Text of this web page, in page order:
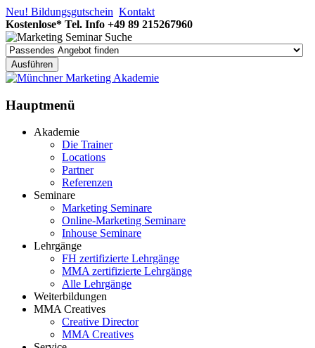
Neu! Bildungsgutschein Kontakt
Kostenlose* Tel. Info +49 89 215267960
Hauptmenü
Akademie
Die Trainer
Locations
Partner
Referenzen
Seminare
Marketing Seminare
Online-Marketing Seminare
Inhouse Seminare
Lehrgänge
FH zertifizierte Lehrgänge
MMA zertifizierte Lehrgänge
Alle Lehrgänge
Weiterbildungen
MMA Creatives
Creative Director
MMA Creatives